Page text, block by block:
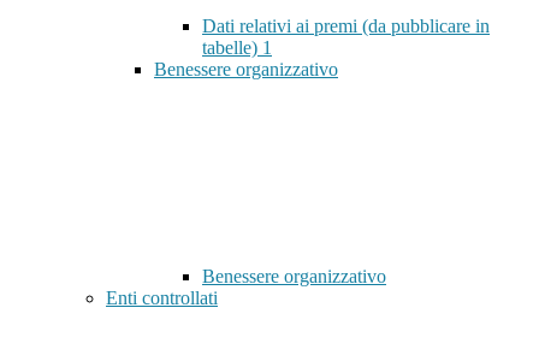
Dati relativi ai premi (da pubblicare in
tabelle) 1
Benessere organizzativo
Benessere organizzativo
Enti controllati